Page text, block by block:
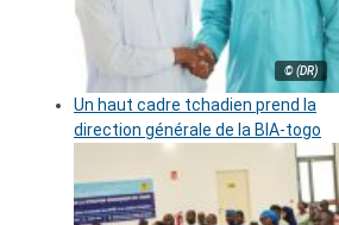
© (DR)
Un haut cadre tchadien prend la
direction générale de la BIA-togo